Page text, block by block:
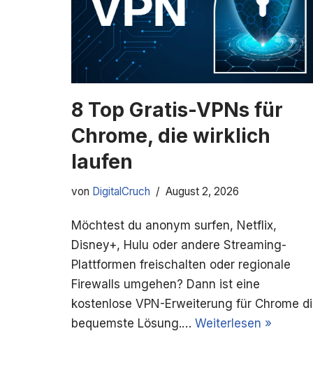
8 Top Gratis-VPNs für
Chrome, die wirklich
laufen
von DigitalCruch August 2, 2026
Möchtest du anonym surfen, Netflix,
Disney+, Hulu oder andere Streaming-
Plattformen freischalten oder regionale
Firewalls umgehen? Dann ist eine
kostenlose VPN-Erweiterung für Chrome
bequemste Lösung.… Weiterlesen »